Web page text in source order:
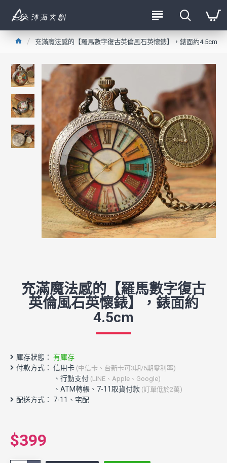
充滿魔法感的【羅馬數字復古英倫風石英懷錶】，錶面約4.5cm
充滿魔法感的【羅馬數字復古
英倫風石英懷錶】，錶面約
4.5cm
庫存狀態： 有庫存
付款方式： 信用卡 (中信卡、台新卡可3期/6期零利率)
配送方式： 7-11、宅配
$399